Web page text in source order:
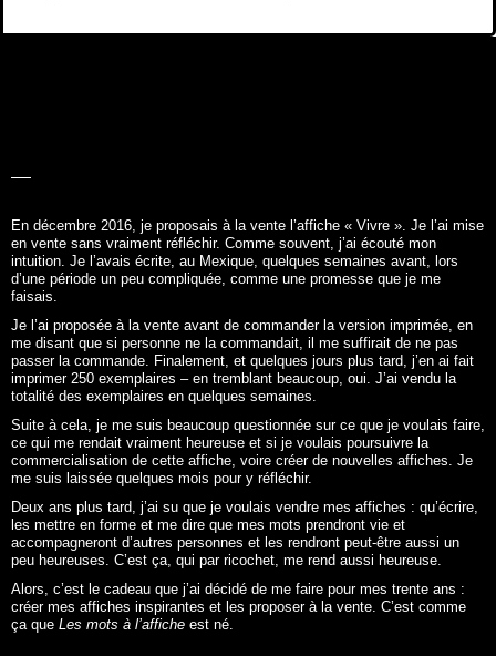
En décembre 2016, je proposais à la vente l’affiche « Vivre ». Je l’ai mise
en vente sans vraiment réfléchir. Comme souvent, j’ai écouté mon
intuition. Je l’avais écrite, au Mexique, quelques semaines avant, lors
d’une période un peu compliquée, comme une promesse que je me
faisais.
Je l’ai proposée à la vente avant de commander la version imprimée, en
me disant que si personne ne la commandait, il me suffirait de ne pas
passer la commande. Finalement, et quelques jours plus tard, j’en ai fait
imprimer 250 exemplaires – en tremblant beaucoup, oui. J’ai vendu la
totalité des exemplaires en quelques semaines.
Suite à cela, je me suis beaucoup questionnée sur ce que je voulais faire,
ce qui me rendait vraiment heureuse et si je voulais poursuivre la
commercialisation de cette affiche, voire créer de nouvelles affiches. Je
me suis laissée quelques mois pour y réfléchir.
Deux ans plus tard, j’ai su que je voulais vendre mes affiches : qu’écrire,
les mettre en forme et me dire que mes mots prendront vie et
accompagneront d’autres personnes et les rendront peut-être aussi un
peu heureuses. C’est ça, qui par ricochet, me rend aussi heureuse.
Alors, c’est le cadeau que j’ai décidé de me faire pour mes trente ans :
créer mes affiches inspirantes et les proposer à la vente. C’est comme
ça que Les mots à l’affiche est né.